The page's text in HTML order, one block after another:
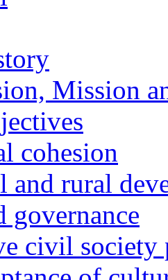
Mission
cohesion
and rural
governance
civil society